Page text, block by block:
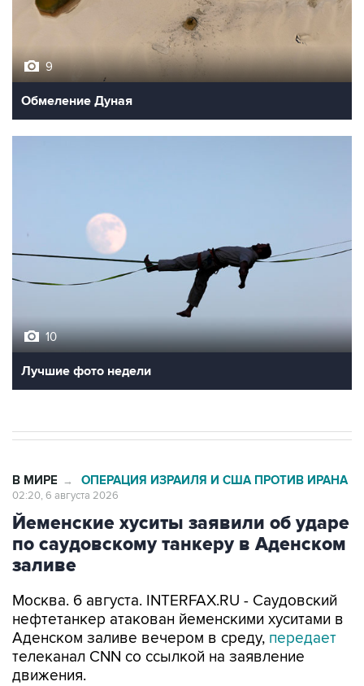
9
Обмеление Дуная
10
Лучшие фото недели
В МИРЕ → ОПЕРАЦИЯ ИЗРАИЛЯ И США ПРОТИВ ИРАНА
02:20, 6 августа 2026
Йеменские хуситы заявили об ударе
по саудовскому танкеру в Аденском
заливе
Москва. 6 августа. INTERFAX.RU - Саудовский
нефтетанкер атакован йеменскими хуситами в
Аденском заливе вечером в среду, передает
телеканал CNN со ссылкой на заявление
движения.